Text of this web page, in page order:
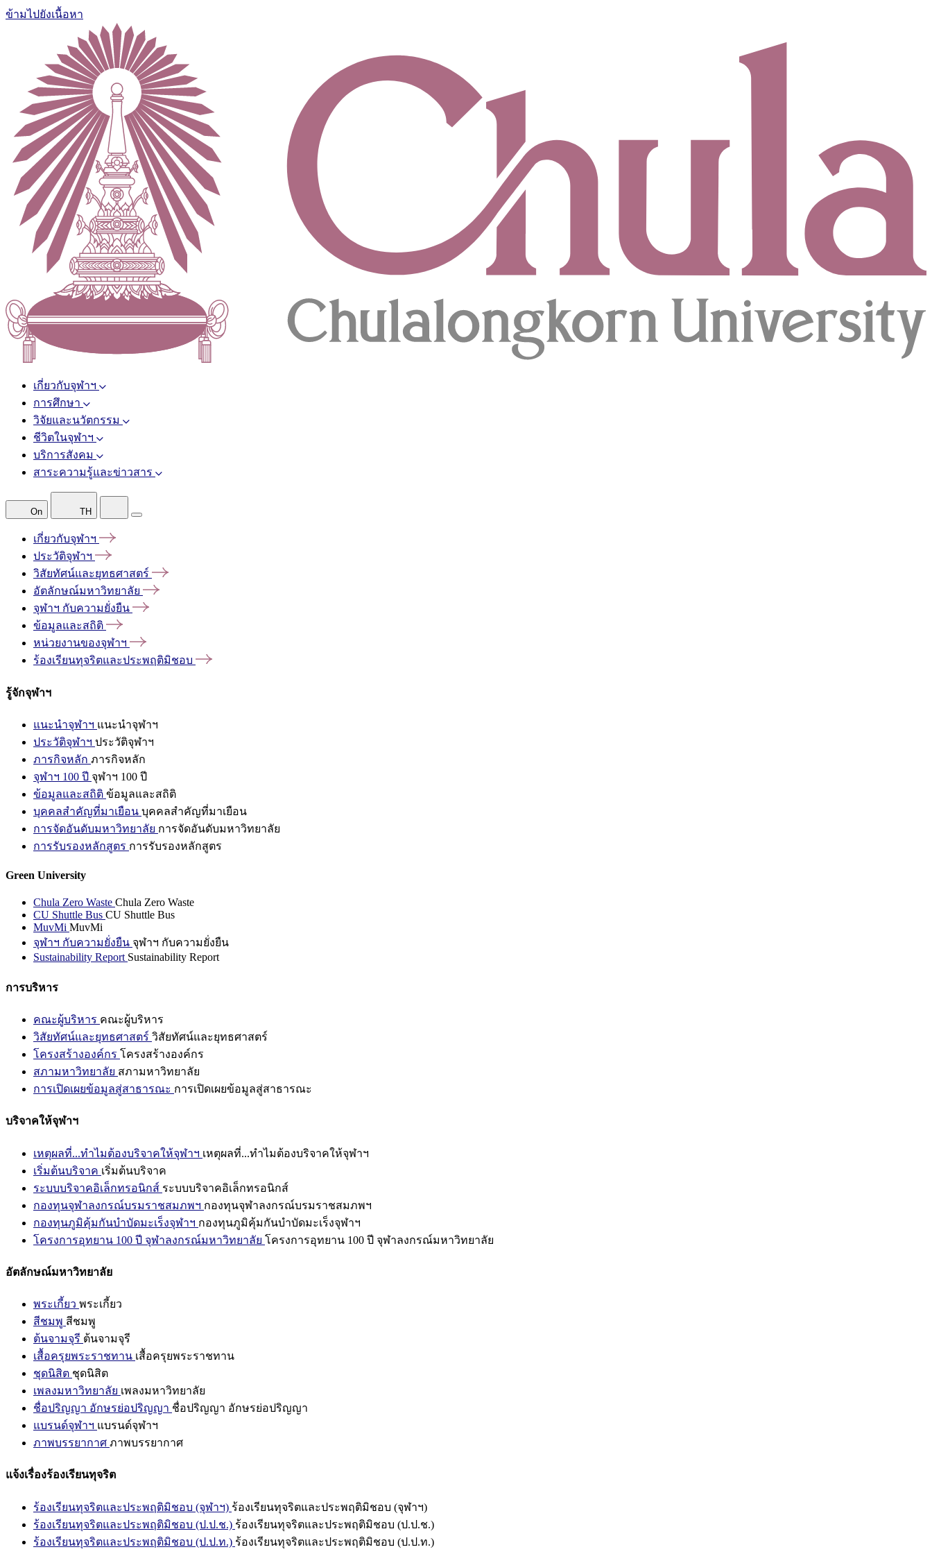
ข้ามไปยังเนื้อหา
เกี่ยวกับจุฬาฯ
การศึกษา
วิจัยและนวัตกรรม
ชีวิตในจุฬาฯ
บริการสังคม
สาระความรู้และข่าวสาร
On TH
เกี่ยวกับจุฬาฯ
ประวัติจุฬาฯ
วิสัยทัศน์และยุทธศาสตร์
อัตลักษณ์มหาวิทยาลัย
จุฬาฯ กับความยั่งยืน
ข้อมูลและสถิติ
หน่วยงานของจุฬาฯ
ร้องเรียนทุจริตและประพฤติมิชอบ
รู้จักจุฬาฯ
แนะนำจุฬาฯ แนะนำจุฬาฯ
ประวัติจุฬาฯ ประวัติจุฬาฯ
ภารกิจหลัก ภารกิจหลัก
จุฬาฯ 100 ปี จุฬาฯ 100 ปี
ข้อมูลและสถิติ ข้อมูลและสถิติ
บุคคลสำคัญที่มาเยือน บุคคลสำคัญที่มาเยือน
การจัดอันดับมหาวิทยาลัย การจัดอันดับมหาวิทยาลัย
การรับรองหลักสูตร การรับรองหลักสูตร
Green University
Chula Zero Waste Chula Zero Waste
CU Shuttle Bus CU Shuttle Bus
MuvMi MuvMi
จุฬาฯ กับความยั่งยืน จุฬาฯ กับความยั่งยืน
Sustainability Report Sustainability Report
การบริหาร
คณะผู้บริหาร คณะผู้บริหาร
วิสัยทัศน์และยุทธศาสตร์ วิสัยทัศน์และยุทธศาสตร์
โครงสร้างองค์กร โครงสร้างองค์กร
สภามหาวิทยาลัย สภามหาวิทยาลัย
การเปิดเผยข้อมูลสู่สาธารณะ การเปิดเผยข้อมูลสู่สาธารณะ
บริจาคให้จุฬาฯ
เหตุผลที่...ทำไมต้องบริจาคให้จุฬาฯ เหตุผลที่...ทำไมต้องบริจาคให้จุฬาฯ
เริ่มต้นบริจาค เริ่มต้นบริจาค
ระบบบริจาคอิเล็กทรอนิกส์ ระบบบริจาคอิเล็กทรอนิกส์
กองทุนจุฬาลงกรณ์บรมราชสมภพฯ กองทุนจุฬาลงกรณ์บรมราชสมภพฯ
กองทุนภูมิคุ้มกันบำบัดมะเร็งจุฬาฯ กองทุนภูมิคุ้มกันบำบัดมะเร็งจุฬาฯ
โครงการอุทยาน 100 ปี จุฬาลงกรณ์มหาวิทยาลัย โครงการอุทยาน 100 ปี จุฬาลงกรณ์มหาวิทยาลัย
อัตลักษณ์มหาวิทยาลัย
พระเกี้ยว พระเกี้ยว
สีชมพู สีชมพู
ต้นจามจุรี ต้นจามจุรี
เสื้อครุยพระราชทาน เสื้อครุยพระราชทาน
ชุดนิสิต ชุดนิสิต
เพลงมหาวิทยาลัย เพลงมหาวิทยาลัย
ชื่อปริญญา อักษรย่อปริญญา ชื่อปริญญา อักษรย่อปริญญา
แบรนด์จุฬาฯ แบรนด์จุฬาฯ
ภาพบรรยากาศ ภาพบรรยากาศ
แจ้งเรื่องร้องเรียนทุจริต
ร้องเรียนทุจริตและประพฤติมิชอบ (จุฬาฯ) ร้องเรียนทุจริตและประพฤติมิชอบ (จุฬาฯ)
ร้องเรียนทุจริตและประพฤติมิชอบ (ป.ป.ช.) ร้องเรียนทุจริตและประพฤติมิชอบ (ป.ป.ช.)
ร้องเรียนทุจริตและประพฤติมิชอบ (ป.ป.ท.) ร้องเรียนทุจริตและประพฤติมิชอบ (ป.ป.ท.)